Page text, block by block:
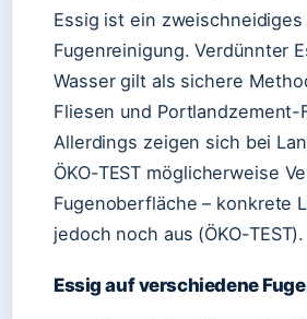
Essig ist ein
Fugenreinigung. Verdünnter
Wasser gilt als sichere
Fliesen und Portlandzement-
Allerdings zeigen sich bei
ÖKO-TEST möglicherweise
Fugenoberfläche – konkrete
jedoch noch aus (ÖKO-TEST).
Essig auf verschiedene